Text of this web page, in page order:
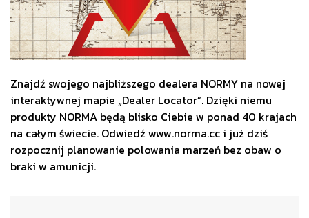
Znajdź swojego najbliższego dealera NORMY na nowej
interaktywnej mapie „Dealer Locator”. Dzięki niemu
produkty NORMA będą blisko Ciebie w ponad 40 krajach
na całym świecie. Odwiedź www.norma.cc i już dziś
rozpocznij planowanie polowania marzeń bez obaw o
braki w amunicji.